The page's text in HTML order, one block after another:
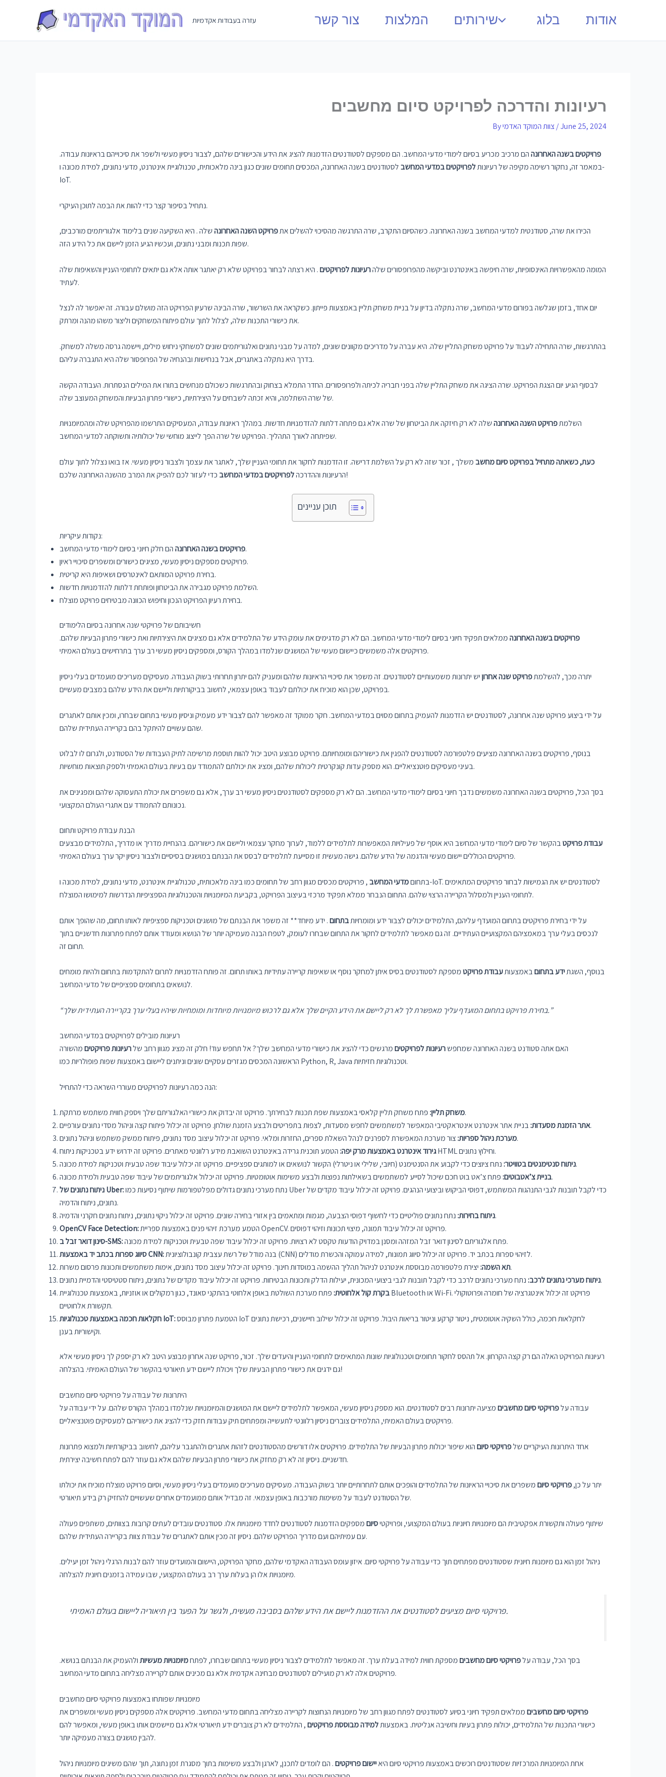
עזרה בעבודות אקדמיות צור קשר המלצות שירותים בלוג אודות
רעיונות והדרכה לפרויקט סיום מחשבים
By /June 25, 2024
פרויקטים בשנה האחרונההם מרכיב מכריע בסיום לימודי מדעי המחשב. הם מספקים לסטודנטים הזדמנות להציג את הידע והכישורים שלהם, לצבור ניסיון מעשי ולשפר את סיכוייהם בראיונות עבודה.
במאמר זה, נחקור רשימה מקיפה של רעיונותלפרויקטים במדעי המחשב לסטודנטים בשנה האחרונה, המכסים תחומים שונים כגון בינה מלאכותית, טכנולוגיית אינטרנט, מדעי נתונים, למידת מכונה ו-
IoT.
נתחיל בסיפור קצר כדי להוות את הבמה לתוכן העיקרי.
הכירו את שרה, סטודנטית למדעי המחשב בשנה האחרונה. כשהסיום התקרב, שרה התרגשה מהסיכוי להשלים אתפרויקט השנה האחרונהשלה . היא השקיעה שנים בלימוד אלגוריתמים מורכבים,
שפות תכנות ומבני נתונים, ועכשיו הגיע הזמן ליישם את כל הידע הזה.
המומה מהאפשרויות האינסופיות, שרה חיפשה באינטרנט וביקשה מהפרופסורים שלהרעיונות לפרויקטים. היא רצתה לבחור בפרויקט שלא רק יאתגר אותה אלא גם יתאים לתחומי העניין והשאיפות שלה
לעתיד.
יום אחד, בזמן שגלשה בפורום מדעי המחשב, שרה נתקלה בדיון על בניית משחק תליין באמצעות פייתון. כשקראה את השרשור, שרה הבינה שרעיון הפרויקט הזה מושלם עבורה. זה יאפשר לה לנצל
את כישורי התכנות שלה, לצלול לתוך עולם פיתוח המשחקים וליצור משהו מהנה ומרתק.
בהתרגשות, שרה התחילה לעבוד על פרויקט משחק התליין שלה. היא עברה על מדריכים מקוונים שונים, למדה על מבני נתונים ואלגוריתמים שונים למשחקי ניחוש מילים, ויישמה גרסה משלה למשחק.
בדרך היא נתקלה באתגרים, אבל בנחישות ובהנחיה של הפרופסור שלה היא התגברה עליהם.
לבסוף הגיע יום הצגת הפרויקט. שרה הציגה את משחק התליין שלה בפני חבריה לכיתה ולפרופסורים. החדר התמלא בצחוק ובהתרגשות כשכולם מנחשים בתורו את המילים הנסתרות. העבודה הקשה
של שרה השתלמה, והיא זכתה לשבחים על היצירתיות, כישורי פתרון הבעיות והמשחק המעוצב שלה.
השלמתפרויקט השנה האחרונהשלה לא רק חיזקה את הביטחון של שרה אלא גם פתחה דלתות להזדמנויות חדשות. במהלך ראיונות עבודה, המעסיקים התרשמו מהפרויקט שלה ומהמיומנויות
שפיתחה לאורך התהליך. הפרויקט של שרה הפך לייצוג מוחשי של יכולותיה ותשוקתה למדעי המחשב.
כעת, כשאתה מתחיל בפרויקט סיום מחשב משלך , זכור שזה לא רק על השלמת דרישה. זו הזדמנות לחקור את תחומי העניין שלך, לאתגר את עצמך ולצבור ניסיון מעשי. אז בואו נצלול לתוך עולם
הרעיונות וההדרכהלפרויקטים במדעי המחשב כדי לעזור לכם להפיק את המרב מהשנה האחרונה שלכם!
תוכן עניינים
נקודות עיקריות:
פרויקטים בשנה האחרונההם חלק חיוני בסיום לימודי מדעי המחשב.
פרויקטים מספקים ניסיון מעשי, מציגים כישורים ומשפרים סיכויי ראיון.
בחירת פרויקט המותאם לאינטרסים ושאיפות היא קריטית.
השלמת פרויקט מגבירה את הביטחון ופותחת דלתות להזדמנויות חדשות.
בחירת רעיון הפרויקט הנכון וחיפוש הכוונה מבטיחים פרויקט מוצלח.
חשיבותם של פרויקטי שנה אחרונה בסיום הלימודים
פרויקטים בשנה האחרונהממלאים תפקיד חיוני בסיום לימודי מדעי המחשב. הם לא רק מדגימים את עומק הידע של התלמידים אלא גם מציגים את היצירתיות ואת כישורי פתרון הבעיות שלהם.
פרויקטים אלה משמשים כיישום מעשי של המושגים שנלמדו במהלך הקורס, ומספקים ניסיון מעשי רב ערך בתרחישים בעולם האמיתי.
יתרה מכך, להשלמתפרויקט שנה אחרוןיש יתרונות משמעותיים לסטודנטים. זה משפר את סיכויי הראיונות שלהם ומעניק להם יתרון תחרותי בשוק העבודה. מעסיקים מעריכים מועמדים בעלי ניסיון
בפרויקט, שכן הוא מוכיח את יכולתם לעבוד באופן עצמאי, לחשוב בביקורתיות וליישם את הידע שלהם במצבים מעשיים.
על ידי ביצוע פרויקט שנה אחרונה, לסטודנטים יש הזדמנות להעמיק בתחום מסוים במדעי המחשב. חקר ממוקד זה מאפשר להם לצבור ידע מעמיק וניסיון מעשי בתחום שבחרו, ומכין אותם לאתגרים
שהם עשויים להיתקל בהם בקריירה העתידית שלהם.
בנוסף, פרויקטים בשנה האחרונה מציעים פלטפורמה לסטודנטים להפגין את כישוריהם ומומחיותם. פרויקט מבוצע היטב יכול להוות תוספת מרשימה לתיק העבודות של הסטודנט, ולגרום לו לבלוט
בעיני מעסיקים פוטנציאליים. הוא מספק עדות קונקרטית ליכולות שלהם, ומציג את יכולתם להתמודד עם בעיות בעולם האמיתי ולספק תוצאות מוחשיות.
בסך הכל, פרויקטים בשנה האחרונה משמשים נדבך חיוני בסיום לימודי מדעי המחשב. הם לא רק מספקים לסטודנטים ניסיון מעשי רב ערך, אלא גם משפרים את יכולת התעסוקה שלהם ומפגינים את
נכונותם להתמודד עם אתגרי העולם המקצועי.
הבנת עבודת פרויקט ותחום
עבודת פרויקטבהקשר של סיום לימודי מדעי המחשב היא אוסף של פעילויות המאפשרות לתלמידים ללמוד, לערוך מחקר עצמאי וליישם את כישוריהם. בהנחיית מדריך או מדריך, התלמידים מבצעים
פרויקטים הכוללים יישום מעשי והדגמה של הידע שלהם. גישה מעשית זו מסייעת לתלמידים לבסס את הבנתם במושגים בסיסיים ולצבור ניסיון יקר ערך בעולם האמיתי.
בתחוםמדעי המחשב , פרויקטים מכסים מגוון רחב של תחומים כמו בינה מלאכותית, טכנולוגיית אינטרנט, מדעי נתונים, למידת מכונה ו-IoT. לסטודנטים יש את הגמישות לבחור פרויקטים המתאימים
לתחומי העניין ולמסלול הקריירה הרצוי שלהם. התחום הנבחר ממלא תפקיד מרכזי בעיצוב הפרויקט, בקביעת המיומנויות והטכנולוגיות הספציפיות הנדרשות למימושו המוצלח.
על ידי בחירת פרויקטים בתחום המועדף עליהם, התלמידים יכולים לצבור ידע ומומחיותבתחום. ידע מיוחד** זה משפר את הבנתם של מושגים וטכניקות ספציפיות לאותו תחום, מה שהופך אותם
לנכסים בעלי ערך במאמציהם המקצועיים העתידיים. זה גם מאפשר לתלמידים לחקור את התחום שבחרו לעומק, לטפח הבנה מעמיקה יותר של הנושא ומעודד אותם לפתח פתרונות חדשניים בתוך
תחום זה.
בנוסף, השגתידע בתחוםבאמצעותעבודת פרויקטמספקת לסטודנטים בסיס איתן למחקר נוסף או שאיפות קריירה עתידיות באותו תחום. זה פותח הזדמנויות לתרום להתקדמות בתחום ולהיות מומחים
לנושאים בתחומים ספציפיים של מדעי המחשב.
“בחירת פרויקט בתחום המועדף עליך מאפשרת לך לא רק ליישם את הידע הקיים שלך אלא גם לרכוש מיומנויות מיוחדות ומומחיות שיהיו בעלי ערך בקריירה העתידית שלך.”
רעיונות מובילים לפרויקטים במדעי המחשב
האם אתה סטודנט בשנה האחרונה שמחפשרעיונות לפרויקטיםמרגשים כדי להציג את כישורי מדעי המחשב שלך? אל תחפש עוד! חלק זה מציג מגוון רחב שלרעיונות פרויקטיםמהשורה
הראשונה המכסים מגזרים עסקיים שונים וניתנים ליישום באמצעות שפות פופולריות כמו Python, R, Java וטכנולוגיות חזיתיות.
הנה כמה רעיונות לפרויקטים מעוררי השראה כדי להתחיל:
משחק תליין:פתח משחק תליין קלאסי באמצעות שפת תכנות לבחירתך. פרויקט זה יבדוק את כישורי האלגוריתם שלך ויספק חווית משתמש מרתקת.
אתר הזמנת מסעדות:בניית אתר אינטרנט אינטראקטיבי המאפשר למשתמשים לחפש מסעדות, לצפות בתפריטים ולבצע הזמנת שולחן. פרויקט זה יכלול פיתוח קצה וניהול מסדי נתונים עורפיים.
מערכת ניהול ספריות:צור מערכת המאפשרת לספרנים לנהל השאלת ספרים, החזרות ומלאי. פרויקט זה יכלול עיצוב מסד נתונים, פיתוח ממשק משתמש וניהול נתונים.
גירוד אינטרנט באמצעות מרק יפה:
הטמע תוכנית גרידה באינטרנט השואבת מידע רלוונטי מאתרים. פרויקט זה ידרוש ידע בטכניקות ניתוח HTML וחילוץ נתונים.
ניתוח סנטימנטים בטוויטר:נתח ציוצים כדי לקבוע את הסנטימנט (חיובי, שלילי או ניטרלי) הקשור לנושאים או למותגים ספציפיים. פרויקט זה יכלול עיבוד שפה טבעית וטכניקות למידת מכונה.
בניית צ’אטבוטים:פתח צ’אט בוט חכם שיכול לסייע למשתמשים בשאילתות נפוצות ולבצע משימות אוטומטיות. פרויקט זה יכלול אלגוריתמים של עיבוד שפה טבעית ולמידת מכונה.
ניתוח נתונים של Uber:
נתונים, ניתוח והדמיה.
ניתוח בחירות:נתח נתונים פוליטיים כדי לחשוף דפוסי הצבעה, מגמות ומתאמים בין אזורי בחירה שונים. פרויקט זה יכלול ניקוי נתונים, ניתוח נתונים חקרני והדמיה.
OpenCV Face Detection:
הטמע מערכת זיהוי פנים באמצעות ספריית OpenCV. פרויקט זה יכלול עיבוד תמונה, מיצוי תכונות וזיהוי דפוסים.
סינון דואר זבל ב-SMS:
פתח אלגוריתם לסינון דואר זבל המזהה ומסנן במדויק הודעות טקסט לא רצויות. פרויקט זה יכלול עיבוד שפה טבעית וטכניקות למידת מכונה.
סיווג ספרות בכתב יד באמצעות CNN:
בנה מודל של רשת עצבית קונבולוציונית (CNN) לזיהוי ספרות בכתב יד. פרויקט זה יכלול סיווג תמונות, למידה עמוקה והכשרת מודלים.
תא השמה:יצירת פלטפורמה מבוססת אינטרנט לניהול תהליך ההשמה במוסדות חינוך. פרויקט זה יכלול עיצוב מסד נתונים, אימות משתמשים ותכונות פרסום משרות.
ניתוח מערכי נתונים לרכב:נתח מערכי נתונים לרכב כדי לקבל תובנות לגבי ביצועי המכונית, יעילות הדלק ותכונות הבטיחות. פרויקט זה יכלול עיבוד מקדים של נתונים, ניתוח סטטיסטי והדמיית נתונים.
בקרת קול אלחוטית:פתח מערכת השולטת באופן אלחוטי בהתקני סאונד, כגון רמקולים או אוזניות, באמצעות טכנולוגיית Bluetooth או Wi-Fi. פרויקט זה יכלול אינטגרציה של חומרה ופרוטוקולי
תקשורת אלחוטיים.
חקלאות חכמה באמצעות טכנולוגיות IoT:
וקישוריות בענן.
רעיונות הפרויקט האלה הם רק קצה הקרחון. אל תהסס לחקור תחומים וטכנולוגיות שונות המתאימים לתחומי העניין והיעדים שלך. זכור, פרויקט שנה אחרון מבוצע היטב לא רק יספק לך ניסיון מעשי אלא
גם ידגים את כישורי פתרון הבעיות שלך ויכולת ליישם ידע תיאורטי בהקשר של העולם האמיתי. בהצלחה!
היתרונות של עבודה על פרויקטי סיום מחשבים
עבודה עלפרויקטי סיום מחשביםמציעה יתרונות רבים לסטודנטים. הוא מספק ניסיון מעשי, המאפשר לתלמידים ליישם את המושגים והמיומנויות שנלמדו במהלך הקורס שלהם. על ידי עבודה על
פרויקטים בעולם האמיתי, התלמידים צוברים ניסיון רלוונטי לתעשייה ומפתחים תיק עבודות חזק כדי להציג את כישוריהם למעסיקים פוטנציאליים.
אחד היתרונות העיקריים שלפרויקטי סיוםהוא שיפור יכולות פתרון הבעיות של התלמידים. פרויקטים אלו דורשים מהסטודנטים לזהות אתגרים ולהתגבר עליהם, לחשוב בביקורתיות ולמצוא פתרונות
חדשניים. ניסיון זה לא רק מחזק את כישורי פתרון הבעיות שלהם אלא גם עוזר להם לפתח חשיבה יצירתית.
יתר על כן,פרויקטי סיוםמשפרים את סיכויי הראיונות של התלמידים והופכים אותם לתחרותיים יותר בשוק העבודה. מעסיקים מעריכים מועמדים בעלי ניסיון מעשי, וסיום פרויקט מוצלח מוכיח את יכולתו
של הסטודנט לעבוד על משימות מורכבות באופן עצמאי. זה מבדיל אותם ממועמדים אחרים שעשויים להחזיק רק בידע תיאורטי.
שיתוף פעולה ותקשורת אפקטיבית הם מיומנויות חיוניות בעולם המקצועי, ופרויקטיסיוםמספקים הזדמנות לסטודנטים לחדד מיומנויות אלו. סטודנטים עובדים לעתים קרובות בצוותים, משתפים פעולה
עם עמיתיהם ועם מדריך הפרויקט שלהם. ניסיון זה מכין אותם לאתגרים של עבודת צוות בקריירה העתידית שלהם.
ניהול זמן הוא גם מיומנות חיונית שסטודנטים מפתחים תוך כדי עבודה על פרויקטי סיום. איזון עומס העבודה האקדמי שלהם, מחקר הפרויקט, היישום והמועדים עוזר להם לבנות הרגלי ניהול זמן יעילים.
מיומנויות אלו הן בעלות ערך רב בעולם המקצועי, שבו עמידה בזמנים חיונית להצלחה.
פרויקטי סיום מציעים לסטודנטים את ההזדמנות ליישם את הידע שלהם בסביבה מעשית, ולגשר על הפער בין תיאוריה ליישום בעולם האמיתי.
בסך הכל, עבודה עלפרויקטי סיום מחשביםמספקת חווית למידה בעלת ערך. זה מאפשר לתלמידים לצבור ניסיון מעשי בתחום שבחרו, לפתחמיומנויות מעשיותולהעמיק את הבנתם בנושא.
פרויקטים אלה לא רק מועילים לסטודנטים מבחינה אקדמית אלא גם מכינים אותם לקריירה מצליחה בתחום מדעי המחשב.
מיומנויות שפותחו באמצעות פרויקטי סיום מחשבים
פרויקטי סיום מחשביםממלאים תפקיד חיוני בסיוע לסטודנטים לפתח מגוון רחב של מיומנויות הנחוצות לקריירה מצליחה בתחום מדעי המחשב. פרויקטים אלה מספקים ניסיון מעשי ומשפרים את
כישורי התכנות של התלמידים, יכולות פתרון בעיות וחשיבה אנליטית. באמצעותלמידה מבוססת פרויקטים, התלמידים לא רק צוברים ידע תיאורטי אלא גם מיישמים אותו באופן מעשי, ומאפשר להם
להבין מושגים בצורה מעמיקה יותר.
אחת המיומנויות המרכזיות שסטודנטים רוכשים באמצעות פרויקטי סיום היאיישום פרויקטים. הם לומדים לתכנן, לארגן ולבצע משימות בתוך מסגרת זמן נתונה, תוך שהם משיגים מיומנויות ניהול